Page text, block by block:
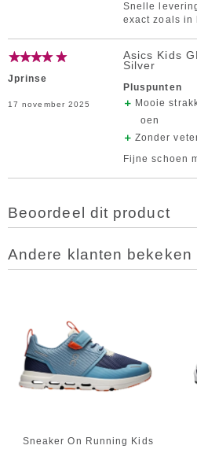
Snelle
exact zoals in
Jprinse
17 november 2025
Asics Kids
Silver
Pluspunten
Mooie
oen
Zonder
Fijne schoen
Beoordeel dit product
Andere klanten bekeken
Sneaker On Running Kids